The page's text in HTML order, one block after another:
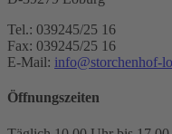
Tel.: 039245/25 16
Fax: 039245/25 16
E-Mail: info@storchenhof-
Öffnungszeiten